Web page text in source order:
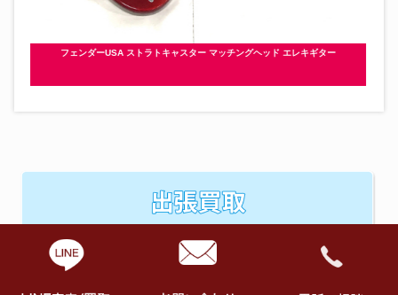
フェンダーUSA ストラトキャスター マッチングヘッド エレキギター